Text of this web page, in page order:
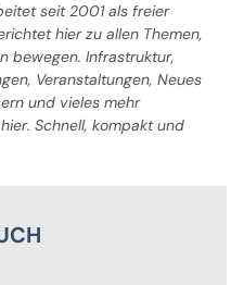
seit 2001 als freier
hier zu allen Themen,
bewegen. Infrastruktur,
Veranstaltungen, Neues
und vieles mehr
Schnell, kompakt und